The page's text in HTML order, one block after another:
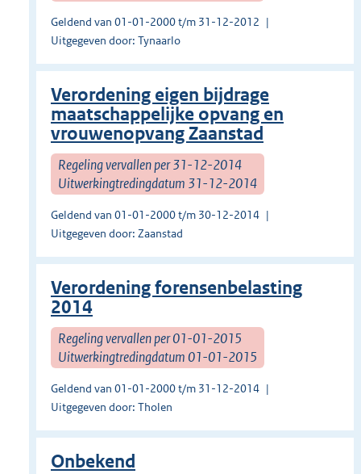
Geldend van 01-01-2000 t/m 31-12-2012
Uitgegeven door: Tynaarlo
Verordening eigen bijdrage
maatschappelijke opvang en
vrouwenopvang Zaanstad
Regeling vervallen per 31-12-2014
Uitwerkingtredingdatum 31-12-2014
Geldend van 01-01-2000 t/m 30-12-2014
Uitgegeven door: Zaanstad
Verordening forensenbelasting
2014
Regeling vervallen per 01-01-2015
Uitwerkingtredingdatum 01-01-2015
Geldend van 01-01-2000 t/m 31-12-2014
Uitgegeven door: Tholen
Onbekend